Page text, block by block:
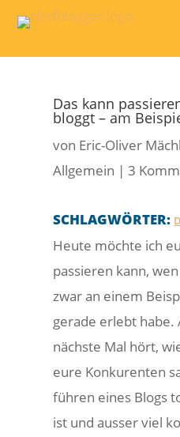
Das kann
bloggt – am
von Eric-Oliver
Allgemein |3
SCHLAGWÖRTER:
Heute möchte ich
passieren kann,
zwar an einem
gerade erlebt habe.
nächste Mal hört,
eure Konkurenten
führen eines Blogs
ist und ausser viel